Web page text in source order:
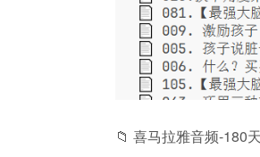
📁 喜马拉雅音频-180